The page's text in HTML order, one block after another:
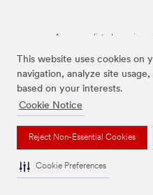
This website uses cookies on
navigation, analyze site
based on your interests.
Cookie Notice
Reject Non-Essential Cookies
Cookie Preferences
As marcas listadas a cima